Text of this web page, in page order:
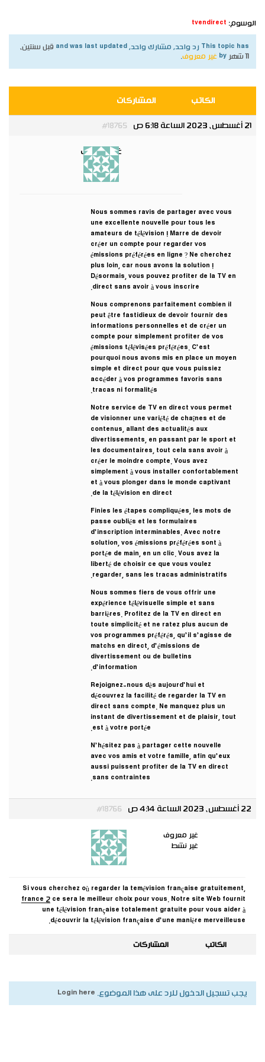
الوسوم: tvendirect
This topic has رد واحد, مشارك واحد, and was last updated
قبل سنتين،
11 شهر
غير معروف
الكاتب المشاركات
21 أغسطس، 2023 الساعة 6:18 ص #18765
غير معروف
غير نشط
Nous sommes ravis de partager avec vous
une excellente nouvelle pour tous les
amateurs de télévision ! Marre de devoir
créer un compte pour regarder vos
émissions préférées en ligne ? Ne cherchez
plus loin, car nous avons la solution !
Désormais, vous pouvez profiter de la TV en
direct sans avoir à vous inscrire.
Nous comprenons parfaitement combien il
peut être fastidieux de devoir fournir des
informations personnelles et de créer un
compte pour simplement profiter de vos
émissions télévisées préférées. C’est
pourquoi nous avons mis en place un moyen
simple et direct pour que vous puissiez
accéder à vos programmes favoris sans
tracas ni formalités.
Notre service de TV en direct vous permet
de visionner une variété de chaînes et de
contenus, allant des actualités aux
divertissements, en passant par le sport et
les documentaires, tout cela sans avoir à
créer le moindre compte. Vous avez
simplement à vous installer confortablement
et à vous plonger dans le monde captivant
de la télévision en direct.
Finies les étapes compliquées, les mots de
passe oubliés et les formulaires
d’inscription interminables. Avec notre
solution, vos émissions préférées sont à
portée de main, en un clic. Vous avez la
liberté de choisir ce que vous voulez
regarder, sans les tracas administratifs.
Nous sommes fiers de vous offrir une
expérience télévisuelle simple et sans
barrières. Profitez de la TV en direct en
toute simplicité et ne ratez plus aucun de
vos programmes préférés, qu’il s’agisse de
matchs en direct, d’émissions de
divertissement ou de bulletins
d’information.
Rejoignez-nous dès aujourd’hui et
découvrez la facilité de regarder la TV en
direct sans compte. Ne manquez plus un
instant de divertissement et de plaisir, tout
est à votre portée.
N’hésitez pas à partager cette nouvelle
avec vos amis et votre famille, afin qu’eux
aussi puissent profiter de la TV en direct
sans contraintes.
22 أغسطس، 2023 الساعة 4:14 ص #18766
غير معروف
غير نشط
Si vous cherchez où regarder la temévision française gratuitement,
france 2 ce sera le meilleur choix pour vous. Notre site Web fournit
une télévision française totalement gratuite pour vous aider à
découvrir la télévision française d’une manière merveilleuse.
الكاتب المشاركات
يجب تسجيل الدخول للرد على هذا الموضوع. Login here